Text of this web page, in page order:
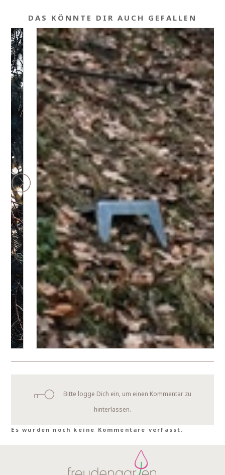
DAS KÖNNTE DIR AUCH GEFALLEN
Bitte logge Dich ein, um einen Kommentar zu
hinterlassen.
Es wurden noch keine Kommentare verfasst.